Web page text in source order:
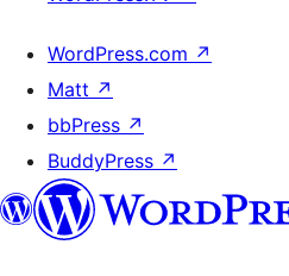
WordPress.com ↗
Matt ↗
bbPress ↗
BuddyPress ↗